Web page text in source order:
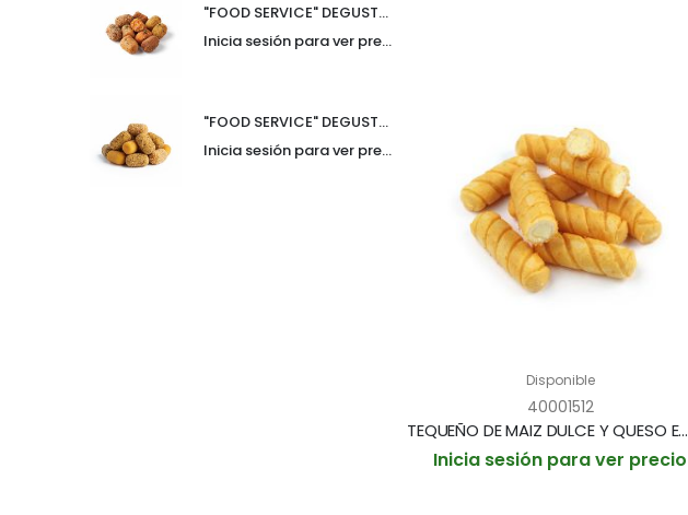
Disponible
40001512
TEQUEÑO DE MAIZ DULCE Y QUESO EDAM CREMOSO 37gr aprox BOLSA 1'5kg / 40und aprox (CAJA 2 BOLSAS)
Inicia sesión para ver precio
"FOOD SERVICE" DEGUSTACION DE CROQUETAS 30gr SURTIDO DE AUTOR BANDEJA 10und (CAJA 6 BANDEJAS)
Inicia sesión para ver precio
"FOOD SERVICE" DEGUSTACION CROQUETAS 30gr SURTIDO PREMIUM BANDEJA 10und (CAJA 6 BANDEJAS)
Inicia sesión para ver precio